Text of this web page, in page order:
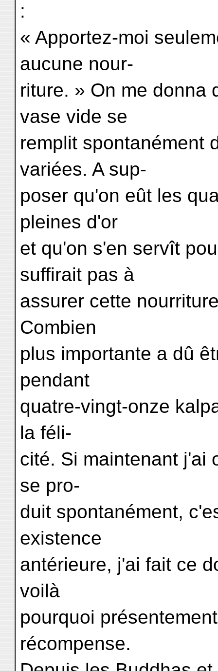
:
« Apportez-moi
aucune nour-
riture. » On me donna
vase vide se
remplit spontanément
variées. A sup-
poser qu'on eût les
pleines d'or
et qu'on s'en servît
suffirait pas à
assurer cette
Combien
plus importante a dû
pendant
quatre-vingt-onze
la féli-
cité. Si maintenant j'ai
se pro-
duit spontanément,
existence
antérieure, j'ai fait ce
voilà
pourquoi
récompense.